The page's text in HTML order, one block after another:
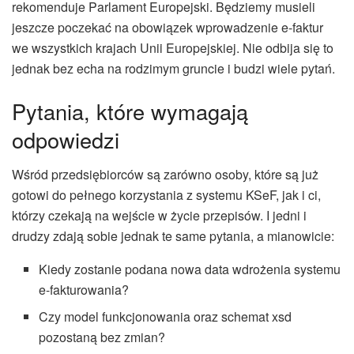
rekomenduje Parlament Europejski. Będziemy musieli
jeszcze poczekać na obowiązek wprowadzenie e-faktur
we wszystkich krajach Unii Europejskiej. Nie odbija się to
jednak bez echa na rodzimym gruncie i budzi wiele pytań.
Pytania, które wymagają
odpowiedzi
Wśród przedsiębiorców są zarówno osoby, które są już
gotowi do pełnego korzystania z systemu KSeF, jak i ci,
którzy czekają na wejście w życie przepisów. I jedni i
drudzy zdają sobie jednak te same pytania, a mianowicie:
Kiedy zostanie podana nowa data wdrożenia systemu
e-fakturowania?
Czy model funkcjonowania oraz schemat xsd
pozostaną bez zmian?